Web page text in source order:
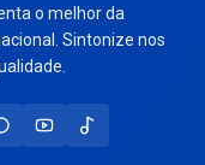
o melhor da
Sintonize nos